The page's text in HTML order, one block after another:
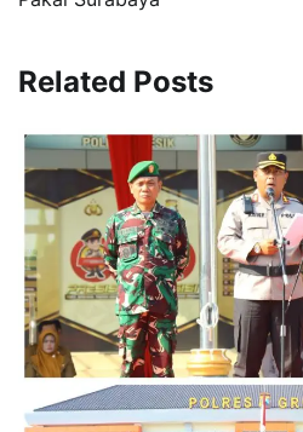
Related Posts